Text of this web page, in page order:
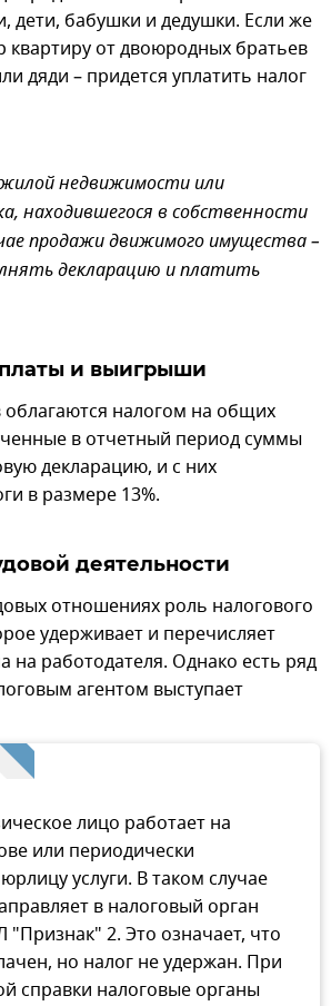
дети, бабушки и дедушки. Если же
квартиру от двоюродных братьев
дяди – придется уплатить налог
недвижимости или
находившегося в собственности
продажи движимого имущества –
декларацию и платить
и выигрыши
налогом на общих
в отчетный период суммы
декларацию, и с них
в размере 13%.
деятельности
отношениях роль налогового
удерживает и перечисляет
на работодателя. Однако есть ряд
агентом выступает
лицо работает на
или периодически
услуги. В таком случае
в налоговый орган
"Признак" 2. Это означает, что
но налог не удержан. При
справки налоговые органы